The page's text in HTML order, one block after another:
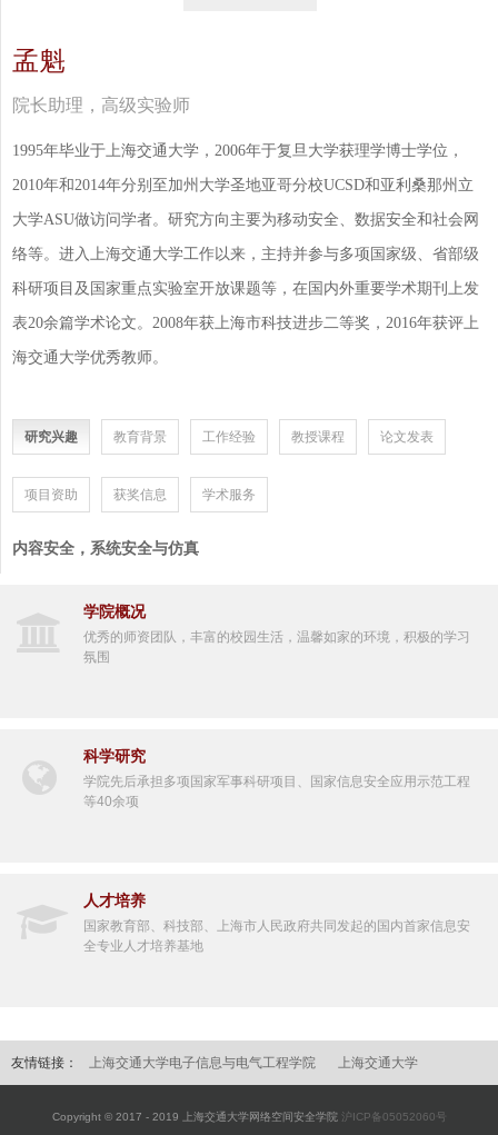
孟魁
院长助理，高级实验师
1995年毕业于上海交通大学，2006年于复旦大学获理学博士学位，
2010年和2014年分别至加州大学圣地亚哥分校UCSD和亚利桑那州立
大学ASU做访问学者。研究方向主要为移动安全、数据安全和社会网
络等。进入上海交通大学工作以来，主持并参与多项国家级、省部级
科研项目及国家重点实验室开放课题等，在国内外重要学术期刊上发
表20余篇学术论文。2008年获上海市科技进步二等奖，2016年获评上
海交通大学优秀教师。
研究兴趣 教育背景 工作经验 教授课程 论文发表
项目资助 获奖信息 学术服务
内容安全，系统安全与仿真
学院概况
优秀的师资团队，丰富的校园生活，温馨如家的环境，积极的学习
氛围
科学研究
学院先后承担多项国家军事科研项目、国家信息安全应用示范工程
等40余项
人才培养
国家教育部、科技部、上海市人民政府共同发起的国内首家信息安
全专业人才培养基地
友情链接： 上海交通大学电子信息与电气工程学院 上海交通大学
Copyright © 2017 - 2019 上海交通大学网络空间安全学院 沪ICP备05052060号